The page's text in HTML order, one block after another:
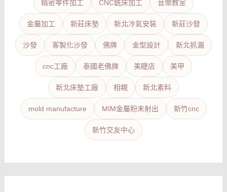
精密零件加工 CNC銑床加工 音樂教室
金屬加工 新莊床墊 新北冷氣安裝 新莊沙發
沙發 客製化沙發 佛牌 金型設計 新北抓漏
cnc工廠 泰國老佛牌 美睫店 美甲
新北床墊工廠 相親 新北素料
mold manufacture MIM金屬粉末射出 新竹cnc
新竹交友中心